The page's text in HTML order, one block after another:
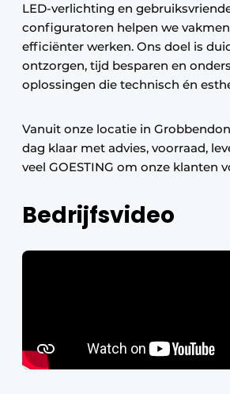
LED-verlichting en
configuratoren helpen we
efficiënter werken. Ons doel is
ontzorgen, tijd besparen en
oplossingen die technisch én
Vanuit onze locatie in
dag klaar met advies, voorraad,
veel GOESTING om onze klanten
Bedrijfsvideo